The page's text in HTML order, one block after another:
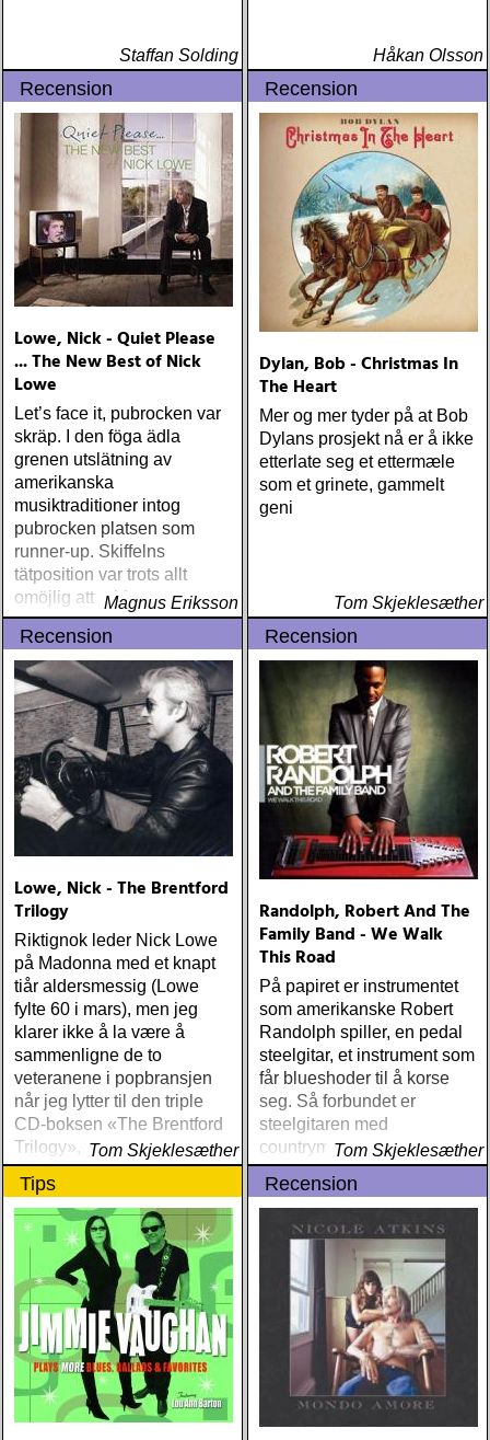
Staffan Solding Håkan Olsson
Recension
Lowe, Nick - Quiet Please
... The New Best of Nick
Lowe
Let’s face it, pubrocken var
skräp. I den föga ädla
grenen utslätning av
amerikanska
musiktraditioner intog
pubrocken platsen som
runner-up. Skiffelns
tätposition var trots allt
omöjlig att rubbaMagnus Eriksson
Recension
Dylan, Bob - Christmas In
The Heart
Mer og mer tyder på at Bob
Dylans prosjekt nå er å ikke
etterlate seg et ettermæle
som et grinete, gammelt
geni
Tom Skjeklesæther
Recension
Lowe, Nick - The Brentford
Trilogy
Riktignok leder Nick Lowe
på Madonna med et knapt
tiår aldersmessig (Lowe
fylte 60 i mars), men jeg
klarer ikke å la være å
sammenligne de to
veteranene i popbransjen
når jeg lytter til den triple
CD-boksen «The Brentford
Trilogy», som samler Lowes
studioarbeid mellom 1994
og 2001
Tom Skjeklesæther
Recension
Randolph, Robert And The
Family Band - We Walk
This Road
På papiret er instrumentet
som amerikanske Robert
Randolph spiller, en pedal
steelgitar, et instrument som
får blueshoder til å korse
seg. Så forbundet er
steelgitaren med
countrymusikken at det
inkarnerer fordommene mot
nettopp denne ene
musikkformen
Tom Skjeklesæther
Tips Recension